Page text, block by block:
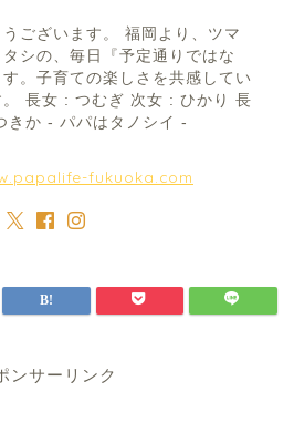
ございます。 福岡より、ツマ
シの、毎日『予定通りではな
。子育ての楽しさを共感してい
。 長女 : つむぎ 次女 : ひかり 長
きか - パパはタノシイ -
fukuoka.com
ンサーリンク